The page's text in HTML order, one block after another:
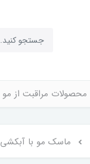
محصولات مراقبت از مو
ماسک مو با آبکشی